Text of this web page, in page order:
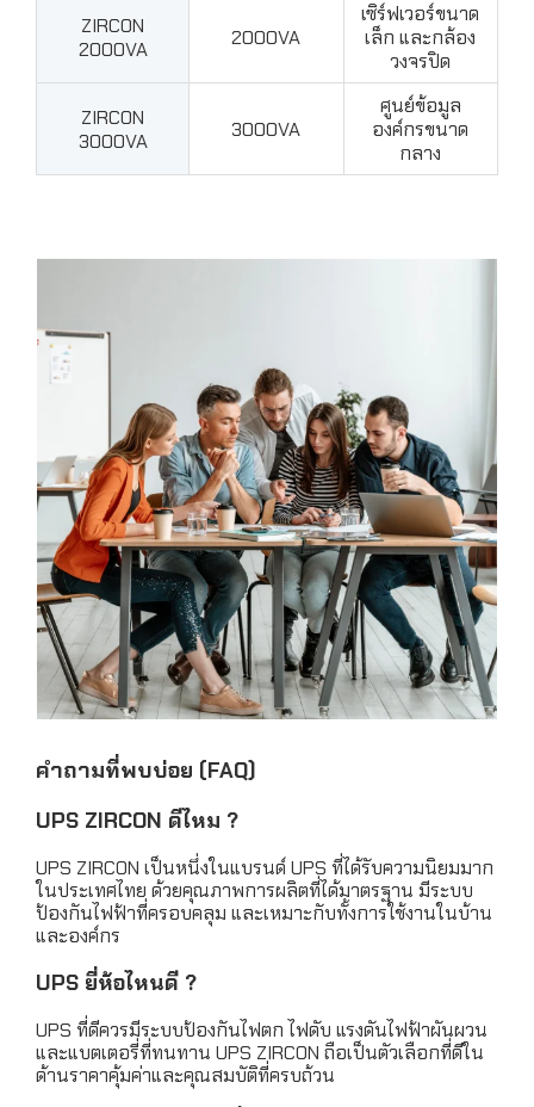
ZIRCON
2000VA
2000VA
เซิร์ฟเวอร์ขนาด
เล็ก และกล้อง
วงจรปิด
ZIRCON
3000VA
3000VA
ศูนย์ข้อมูล
องค์กรขนาด
กลาง
คำถามที่พบบ่อย (FAQ)
UPS ZIRCON ดีไหม ?
UPS ZIRCON เป็นหนึ่งในแบรนด์ UPS ที่ได้รับความนิยมมาก
ในประเทศไทย ด้วยคุณภาพการผลิตที่ได้มาตรฐาน มีระบบ
ป้องกันไฟฟ้าที่ครอบคลุม และเหมาะกับทั้งการใช้งานในบ้าน
และองค์กร
UPS ยี่ห้อไหนดี ?
UPS ที่ดีควรมีระบบป้องกันไฟตก ไฟดับ แรงดันไฟฟ้าผันผวน
และแบตเตอรี่ที่ทนทาน UPS ZIRCON ถือเป็นตัวเลือกที่ดีใน
ด้านราคาคุ้มค่าและคุณสมบัติที่ครบถ้วน